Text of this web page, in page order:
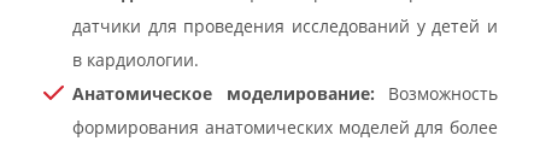
датчики для проведения исследований у детей и
в кардиологии.
Анатомическое моделирование: Возможность
формирования анатомических моделей для более